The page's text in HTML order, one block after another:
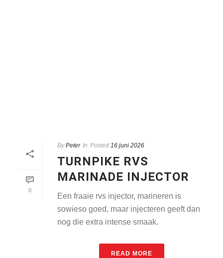
0
By Peter In Posted 16 juni 2026
TURNPIKE RVS
MARINADE INJECTOR
Een fraaie rvs injector, marineren is
sowieso goed, maar injecteren geeft dan
nog die extra intense smaak.
READ MORE